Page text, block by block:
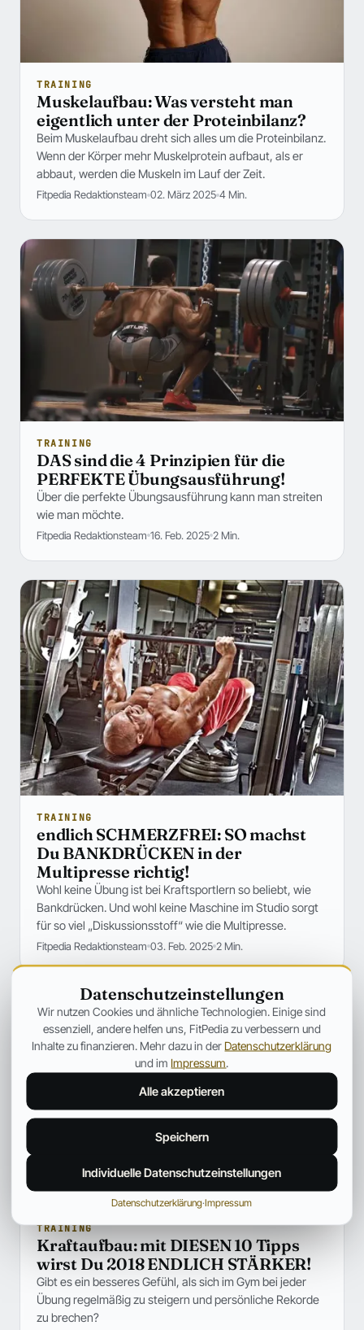
TRAINING
Muskelaufbau: Was versteht man
eigentlich unter der Proteinbilanz?
Beim Muskelaufbau dreht sich alles um die Proteinbilanz.
Wenn der Körper mehr Muskelprotein aufbaut, als er
abbaut, werden die Muskeln im Lauf der Zeit.
Fitpedia Redaktionsteam 02. März 2025 4 Min.
TRAINING
DAS sind die 4 Prinzipien für die
PERFEKTE Übungsausführung!
Über die perfekte Übungsausführung kann man streiten
wie man möchte.
Fitpedia Redaktionsteam 16. Feb. 2025 2 Min.
TRAINING
endlich SCHMERZFREI: SO machst
Du BANKDRÜCKEN in der
Multipresse richtig!
Wohl keine Übung ist bei Kraftsportlern so beliebt, wie
Bankdrücken. Und wohl keine Maschine im Studio sorgt
für so viel „Diskussionsstoff“ wie die Multipresse.
Fitpedia Redaktionsteam 03. Feb. 2025 2 Min.
TRAINING
Kraftaufbau: mit DIESEN 10 Tipps
wirst Du 2018 ENDLICH STÄRKER!
Gibt es ein besseres Gefühl, als sich im Gym bei jeder
Übung regelmäßig zu steigern und persönliche Rekorde
zu brechen?
Datenschutzeinstellungen
Wir nutzen Cookies und ähnliche Technologien. Einige sind
essenziell, andere helfen uns, FitPedia zu verbessern und
Inhalte zu finanzieren. Mehr dazu in der Datenschutzerklärung
und im Impressum
Alle akzeptieren
Speichern
Individuelle Datenschutzeinstellungen
Datenschutzerklärung·Impressum